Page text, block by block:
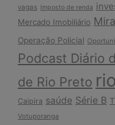
vagas
Imposto de renda
Mercado Imobiliário
Operação Policial
Podcast Diário
de Rio Preto
Caipira saúde Série B
Votuporanga